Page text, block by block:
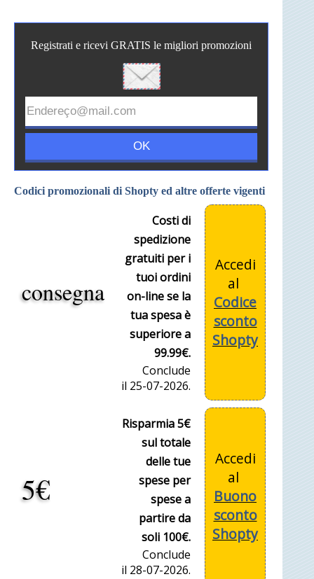
Registrati e ricevi GRATIS le migliori promozioni
Codici promozionali di Shopty ed altre offerte vigenti
consegna
Costi di
spedizione
gratuiti per i
tuoi ordini
on-line se la
tua spesa è
superiore a
99.99€.
Conclude
il 25-07-2026.
Accedi
al
Codice
sconto
Shopty
5€
Risparmia 5€
sul totale
delle tue
spese per
spese a
partire da
soli 100€.
Conclude
il 28-07-2026.
Accedi
al
Buono
sconto
Shopty